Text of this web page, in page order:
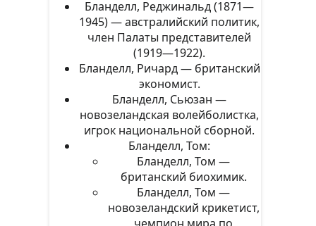
Бланделл, Реджинальд (1871—
1945) — австралийский политик,
член Палаты представителей
(1919—1922).
Бланделл, Ричард — британский
экономист.
Бланделл, Сьюзан —
новозеландская волейболистка,
игрок национальной сборной.
Бланделл, Том:
Бланделл, Том —
британский биохимик.
Бланделл, Том —
новозеландский крикетист,